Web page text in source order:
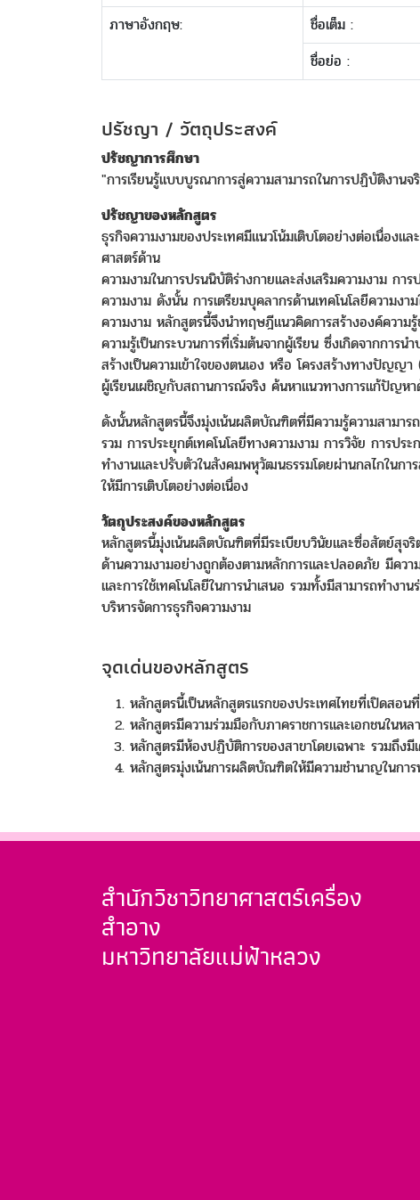
ภาษาอังกฤษ:
ชื่อเต็ม :
ชื่อย่อ :
ปรัชญา / วัตถุประสงค์
ปรัชญาการศึกษา
"การเรียนรู้แบบบูรณาการสู่ความสามารถในการปฏิบัติงานจ
ปรัชญาของหลักสูตร
ธุรกิจความงามของประเทศมีแนวโน้มเติบโตอย่างต่อเนื่อง
ศาสตร์ด้าน
ความงามในการปรนนิบัติร่างกายและส่งเสริมความงาม ก
ความงาม ดังนั้น การเตรียมบุคลากรด้านเทคโนโลยีความงา
ความงาม หลักสูตรนี้จึงนำทฤษฎีแนวคิดการสร้างองค์คว
ความรู้เป็นกระบวนการที่เริ่มต้นจากผู้เรียน ซึ่งเกิดจากการ
สร้างเป็นความเข้าใจของตนเอง หรือ โครงสร้างทางปัญ
ผู้เรียนเผชิญกับสถานการณ์จริง ค้นหาแนวทางการแก้ปัญห
ดังนั้นหลักสูตรนี้จึงมุ่งเน้นผลิตบัณฑิตที่มีความรู้ความสามา
รวม การประยุกต์เทคโนโลยีทางความงาม การวิจัย การป
ทำงานและปรับตัวในสังคมพหุวัฒนธรรมโดยผ่านกลไกในกา
ให้มีการเติบโตอย่างต่อเนื่อง
วัตถุประสงค์ของหลักสูตร
หลักสูตรนี้มุ่งเน้นผลิตบัณฑิตที่มีระเบียบวินัยและซื่อสัตย์สุจริ
ด้านความงามอย่างถูกต้องตามหลักการและปลอดภัย มีควา
และการใช้เทคโนโลยีในการนำเสนอ รวมทั้งมีสามารถทำ
บริหารจัดการธุรกิจความงาม
จุดเด่นของหลักสูตร
หลักสูตรนี้เป็นหลักสูตรแรกของประเทศไทยที่เปิดสอน
หลักสูตรมีความร่วมมือกับภาคราชการและเอกชนในห
หลักสูตรมีห้องปฏิบัติการของสาขาโดยเฉพาะ รวมถึง
หลักสูตรมุ่งเน้นการผลิตบัณฑิตให้มีความชำนาญในกา
สำนักวิชาวิทยาศาสตร์เครื่อง
สำอาง
มหาวิทยาลัยแม่ฟ้าหลวง